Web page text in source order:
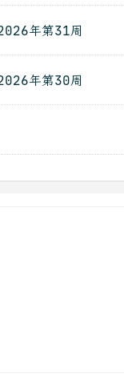
年第31周
年第30周